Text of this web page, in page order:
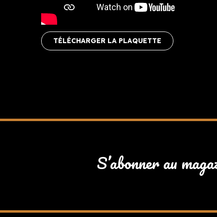
TÉLÉCHARGER LA PLAQUETTE
S’abonner au